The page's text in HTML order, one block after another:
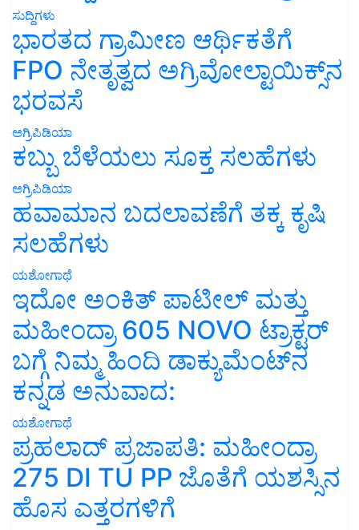
ಸುದ್ದಿಗಳು
ಭಾರತದ ಗ್ರಾಮೀಣ ಆರ್ಥಿಕತೆಗೆ
FPO ನೇತೃತ್ವದ ಅಗ್ರಿವೋಲ್ಟಾಯಿಕ್ಸ್‌ನ
ಭರವಸೆ
ಅಗ್ರಿಪಿಡಿಯಾ
ಕಬ್ಬು ಬೆಳೆಯಲು ಸೂಕ್ತ ಸಲಹೆಗಳು
ಅಗ್ರಿಪಿಡಿಯಾ
ಹವಾಮಾನ ಬದಲಾವಣೆಗೆ ತಕ್ಕ ಕೃಷಿ
ಸಲಹೆಗಳು
ಯಶೋಗಾಥೆ
ಇದೋ ಅಂಕಿತ್ ಪಾಟೀಲ್ ಮತ್ತು
ಮಹೀಂದ್ರಾ 605 NOVO ಟ್ರಾಕ್ಟರ್
ಬಗ್ಗೆ ನಿಮ್ಮ ಹಿಂದಿ ಡಾಕ್ಯುಮೆಂಟ್‌ನ
ಕನ್ನಡ ಅನುವಾದ:
ಯಶೋಗಾಥೆ
ಪ್ರಹಲಾದ್ ಪ್ರಜಾಪತಿ: ಮಹೀಂದ್ರಾ
275 DI TU PP ಜೊತೆಗೆ ಯಶಸ್ಸಿನ
ಹೊಸ ಎತ್ತರಗಳಿಗೆ